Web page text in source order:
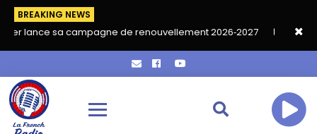
BREAKING NEWS
campagne de renouvellement 2026‑2027 Grand café de